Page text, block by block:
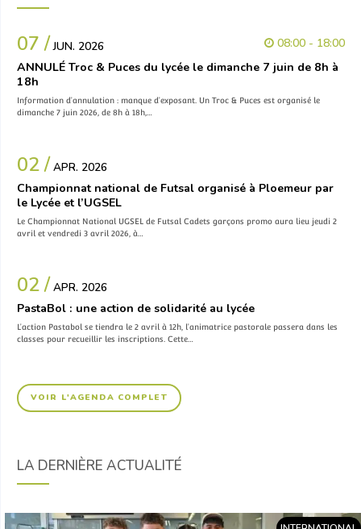
07 /JUN. 2026
08:00 - 18:00
ANNULÉ Troc & Puces du lycée le dimanche 7 juin de 8h à
18h
Information d’annulation : manque d’exposant. Un Troc & Puces est organisé le
dimanche 7 juin 2026, de 8h à 18h,…
02 / APR. 2026
Championnat national de Futsal organisé à Ploemeur par
le Lycée et l’UGSEL
Le Championnat National UGSEL de Futsal Cadets garçons promo aura lieu jeudi 2
avril et vendredi 3 avril 2026, à…
02 / APR. 2026
PastaBol : une action de solidarité au lycée
L’action Pastabol se tiendra le 2 avril à 12h, l’animatrice pastorale passera dans les
classes pour recueillir les inscriptions. Cette…
VOIR L'AGENDA COMPLET
LA DERNIÈRE ACTUALITÉ